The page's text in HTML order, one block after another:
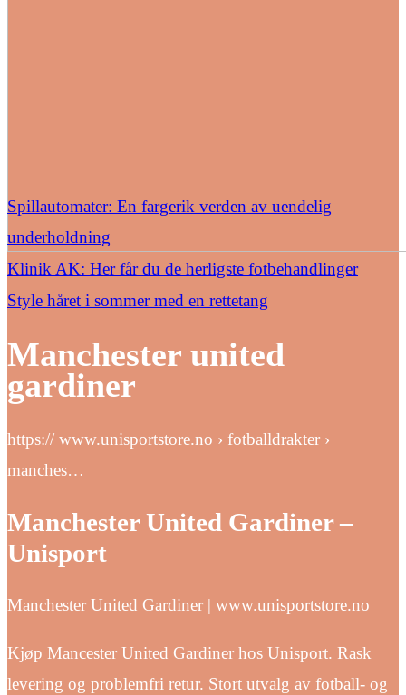
Spillautomater: En fargerik verden av uendelig
underholdning
Klinik AK: Her får du de herligste fotbehandlinger
Style håret i sommer med en rettetang
Manchester united
gardiner
https:// www.unisportstore.no › fotballdrakter ›
manches…
Manchester United Gardiner –
Unisport
Manchester United Gardiner | www.unisportstore.no
Kjøp Mancester United Gardiner hos Unisport. Rask
levering og problemfri retur. Stort utvalg av fotball- og